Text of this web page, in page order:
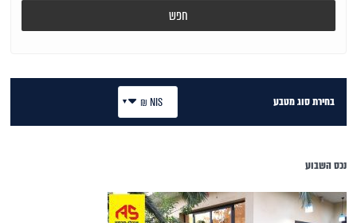
חפש
בחירת סוג מטבע NIS ₪
נכס השבוע